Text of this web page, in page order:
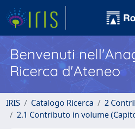
Benvenuti
Ricerca d'Ateneo
IRIS Catalogo Ricerca
2
2.1 Contributo in volume